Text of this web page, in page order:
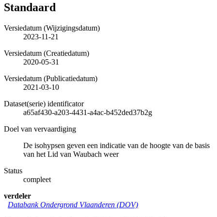
Standaard
Versiedatum (Wijzigingsdatum)
2023-11-21
Versiedatum (Creatiedatum)
2020-05-31
Versiedatum (Publicatiedatum)
2021-03-10
Dataset(serie) identificator
a65af430-a203-4431-a4ac-b452ded37b2g
Doel van vervaardiging
De isohypsen geven een indicatie van de hoogte van de basis
van het Lid van Waubach weer
Status
compleet
verdeler
Databank Ondergrond Vlaanderen (DOV)